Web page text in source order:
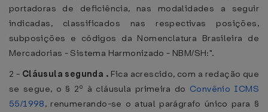
portadoras de deficiência, nas modalidades a seguir
indicadas, classificados nas respectivas posições,
subposições e códigos da Nomenclatura Brasileira de
Mercadorias - Sistema Harmonizado - NBM/SH:".
2 - Cláusula segunda . Fica acrescido, com a redação que
se segue, o § 2º à cláusula primeira do Convênio ICMS
55/1998, renumerando-se o atual parágrafo único para §